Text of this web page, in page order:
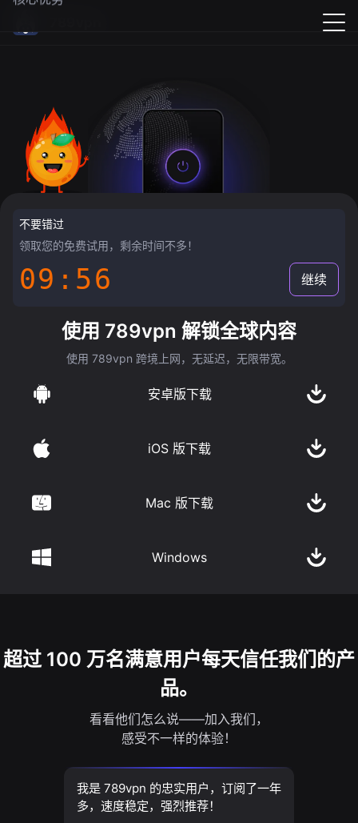
不要错过
领取您的免费试用，剩余时间不多！
09:55 继续
使用 789vpn 解锁全球内容
使用 789vpn 跨境上网，无延迟，无限带宽。
安卓版下载
iOS 版下载
Mac 版下载
Windows
超过 100 万名满意用户每天信任我们的产
品。
看看他们怎么说——加入我们，
感受不一样的体验！
我是 789vpn 的忠实用户，订阅了一年
多，速度稳定，强烈推荐！